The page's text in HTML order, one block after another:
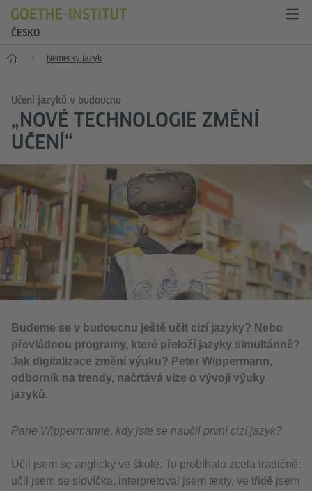
ČESKO
Hlavní stránkaNěmecký jazyk
Učení jazyků v budoucnu
„NOVÉ TECHNOLOGIE ZMĚNÍ
UČENÍ“
Budeme se v budoucnu ještě učit cizí jazyky? Nebo
převládnou programy, které přeloží jazyky simultánně?
Jak digitalizace změní výuku? Peter Wippermann,
odborník na trendy, načrtává vize o vývoji výuky
jazyků.
Pane Wippermanne, kdy jste se naučil první cizí jazyk?
Učil jsem se anglicky ve škole. To probíhalo zcela tradičně:
učil jsem se slovíčka, interpretoval jsem texty, ve třídě jsem